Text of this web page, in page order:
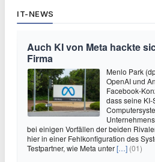
IT-NEWS
Auch KI von Meta hackte
Firma
Menlo Park
OpenAI und
Facebook-
dass seine KI-
bei einigen Vorfällen der beiden
hier in einer Fehlkonfiguration des
Testpartner, wie Meta unter[…] (01)